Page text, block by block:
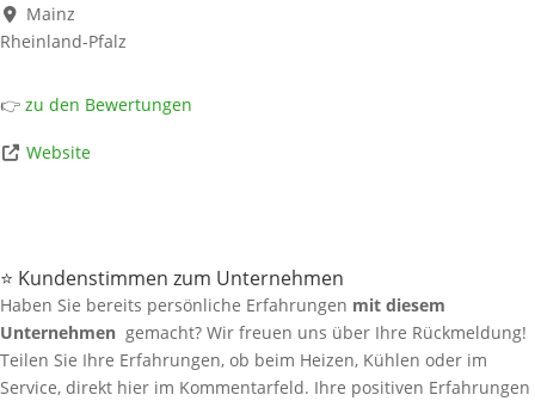
Mainz
Rheinland-Pfalz
👉 zu den Bewertungen
Website
⭐ Kundenstimmen zum Unternehmen
Haben Sie bereits persönliche Erfahrungen mit diesem
Unternehmen gemacht? Wir freuen uns über Ihre Rückmeldung!
Teilen Sie Ihre Erfahrungen, ob beim Heizen, Kühlen oder im
Service, direkt hier im Kommentarfeld. Ihre positiven Erfahrungen